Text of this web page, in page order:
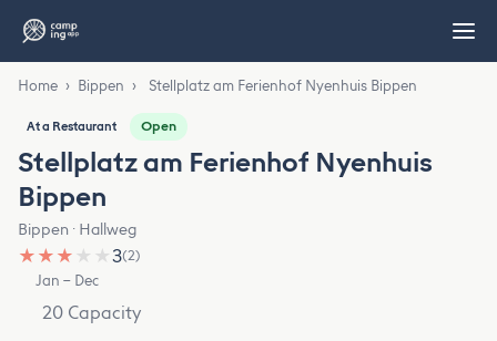
Home › Bippen › Stellplatz am Ferienhof Nyenhuis Bippen
At a Restaurant Open
Stellplatz am Ferienhof Nyenhuis
Bippen
Bippen · Hallweg
★ ★ ★ ★ ★3(2)
Jan – Dec
20 Capacity